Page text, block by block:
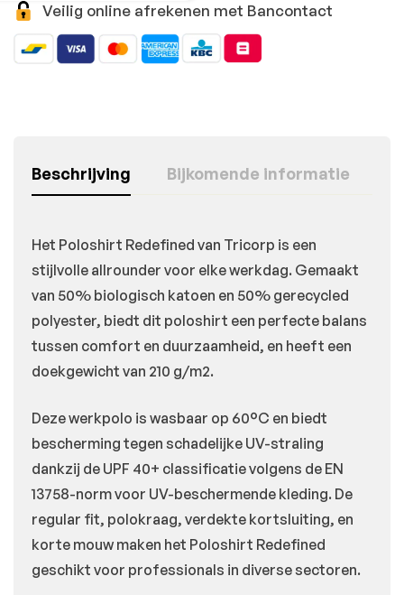
Veilig online afrekenen met Bancontact
Beschrijving Bijkomende informatie
Het Poloshirt Redefined van Tricorp is een
stijlvolle allrounder voor elke werkdag. Gemaakt
van 50% biologisch katoen en 50% gerecycled
polyester, biedt dit poloshirt een perfecte balans
tussen comfort en duurzaamheid, en heeft een
doekgewicht van 210 g/m2.
Deze werkpolo is wasbaar op 60°C en biedt
bescherming tegen schadelijke UV-straling
dankzij de UPF 40+ classificatie volgens de EN
13758-norm voor UV-beschermende kleding. De
regular fit, polokraag, verdekte kortsluiting, en
korte mouw maken het Poloshirt Redefined
geschikt voor professionals in diverse sectoren.